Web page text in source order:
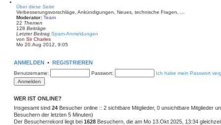
e
s
t
B
i
a
Über diese Seite
Verbesserungsvorschläge, Ankündigungen, Neues, technische Fragen, ...
Moderator: Team
22 Themen
128 Beiträge
Letzter Beitrag Spam-Anmeldungen
von Sir CharlesN
e
s
e
r
t
a
g
Mo 20.Aug 2012, 9:05
ANMELDEN • REGISTRIEREN
Benutzername: Passwort: Ich habe mein Passwort
WER IST ONLINE?
Insgesamt sind 24 Besucher online :: 2 sichtbare Mitglieder, 0 unsichtbare Mitglieder
Besuchern der letzten 5 Minuten)
Der Besucherrekord liegt bei 1628 Besuchern, die am Mo 13.Okt 2025, 13:34